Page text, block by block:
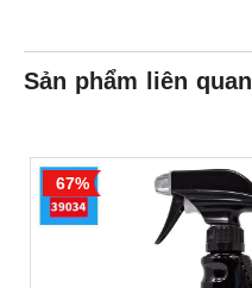
Sản phẩm liên quan
67%